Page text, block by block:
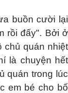
buồn cười lại
rồi đấy". Bởi ở
chủ quán nhiệt
là chuyện hết
quán trong lúc
em bé cho bố